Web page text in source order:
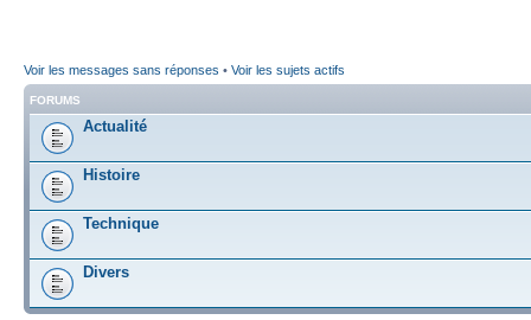
Voir les messages sans réponses • Voir les sujets actifs
FORUMS
Actualité
Histoire
Technique
Divers